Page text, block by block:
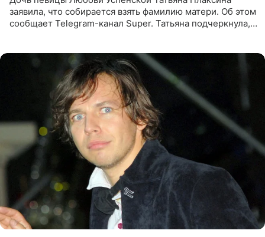
заявила, что собирается взять фамилию матери. Об этом
сообщает Telegram-канал Super. Татьяна подчеркнула,